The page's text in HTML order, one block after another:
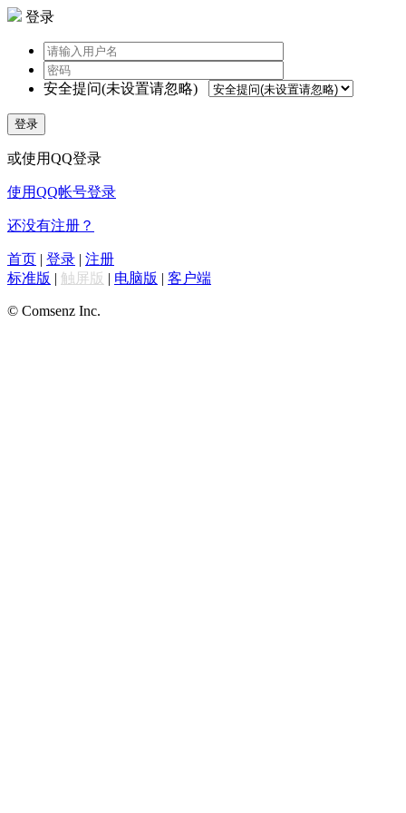
登录
安全提问(未设置请忽略)
登录
或使用QQ登录
使用QQ帐号登录
还没有注册？
首页 | 登录 | 注册
标准版 | 触屏版 | 电脑版 | 客户端
© Comsenz Inc.